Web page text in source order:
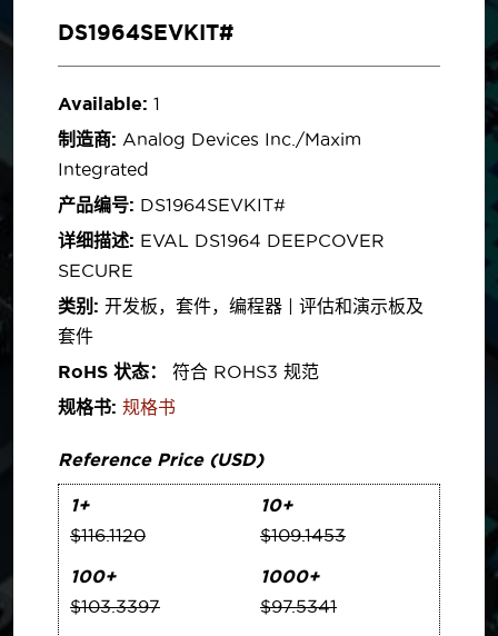
DS1964SEVKIT#
Available: 1
制造商: Analog Devices Inc./Maxim
Integrated
产品编号: DS1964SEVKIT#
详细描述: EVAL DS1964 DEEPCOVER
SECURE
类别: 开发板，套件，编程器 | 评估和演示板及
套件
RoHS 状态：
符合 ROHS3 规范
规格书: 规格书
Reference Price (USD)
1+
$116.1120
10+
$109.1453
100+
$103.3397
1000+
$97.5341